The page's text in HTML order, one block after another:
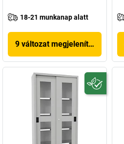
18-21 munkanap alatt
9 változat megjelenítése